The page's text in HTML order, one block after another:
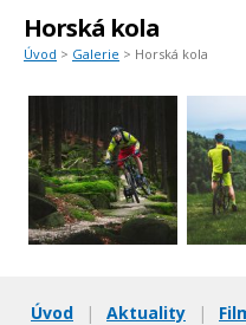
Horská kola
Úvod > Galerie > Horská kola
Úvod | Aktuality |